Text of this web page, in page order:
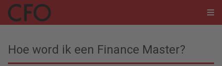
Hoe word ik een Finance Master?